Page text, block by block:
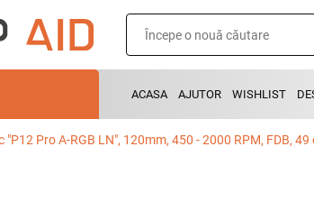
ACASA AJUTOR WISHLIST